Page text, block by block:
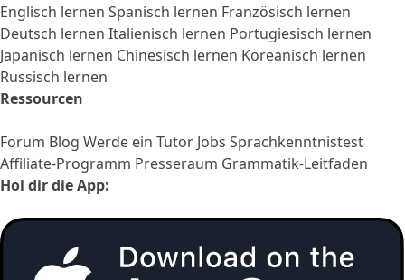
Englisch lernen Spanisch lernen Französisch lernen
Deutsch lernen Italienisch lernen Portugiesisch lernen
Japanisch lernen Chinesisch lernen Koreanisch lernen
Russisch lernen
Ressourcen
Forum Blog Werde ein Tutor Jobs Sprachkenntnistest
Affiliate-Programm Presseraum Grammatik-Leitfaden
Hol dir die App: